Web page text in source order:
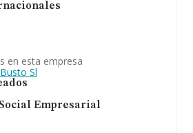
en esta empresa
Sl
Empresarial